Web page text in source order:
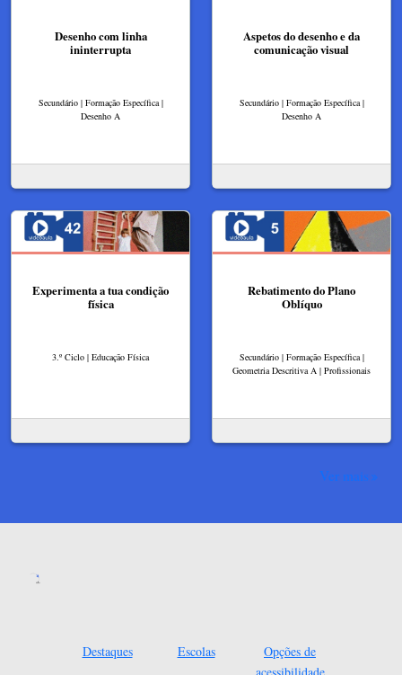
Desenho com linha
ininterrupta
Secundário | Formação Específica |
Desenho A
Aspetos do desenho e da
comunicação visual
Secundário | Formação Específica |
Desenho A
Experimenta a tua condição
física
3.º Ciclo | Educação Física
Rebatimento do Plano
Oblíquo
Secundário | Formação Específica |
Geometria Descritiva A | Profissionais
Ver mais
Destaques Escolas
Opções de